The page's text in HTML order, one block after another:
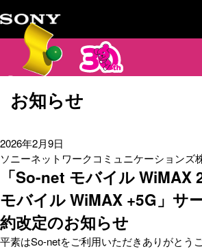
お知らせ
2026年2月9日
ソニーネットワークコミュニケーションズ
「So-net モバイル WiMAX
モバイル WiMAX +5G」サ
約改定のお知らせ
平素はSo-netをご利用いただきありがとうご